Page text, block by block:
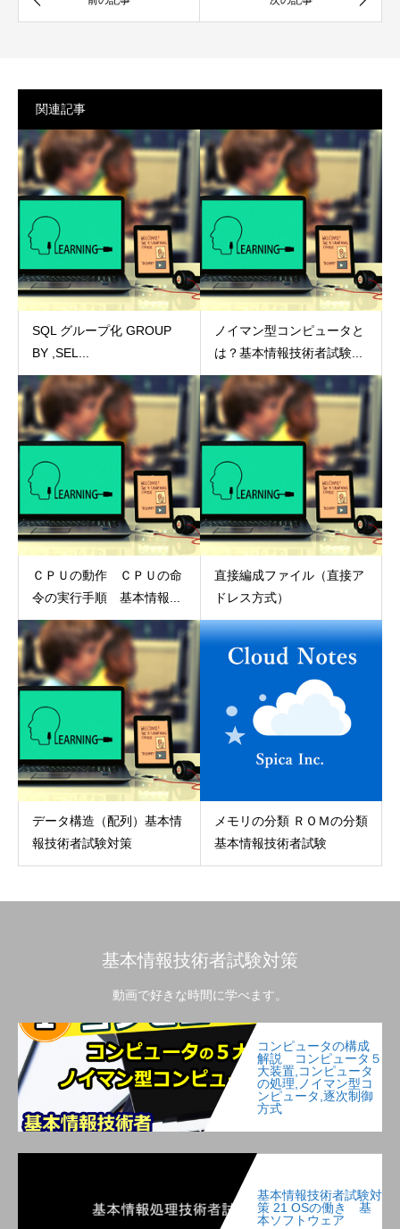
関連記事
SQL グループ化 GROUP
BY ,SEL...
ノイマン型コンピュータと
は？基本情報技術者試験...
ＣＰＵの動作 ＣＰＵの命
令の実行手順 基本情報...
直接編成ファイル（直接ア
ドレス方式）
データ構造（配列）基本情
報技術者試験対策
メモリの分類 ＲＯＭの分類
基本情報技術者試験
基本情報技術者試験対策
動画で好きな時間に学べます。
コンピュータの構成
解説 コンピュータ５
大装置,コンピュータ
の処理,ノイマン型コ
ンピュータ,逐次制御
方式
基本情報技術者試験対
策 21 OSの働き 基
本ソフトウェア